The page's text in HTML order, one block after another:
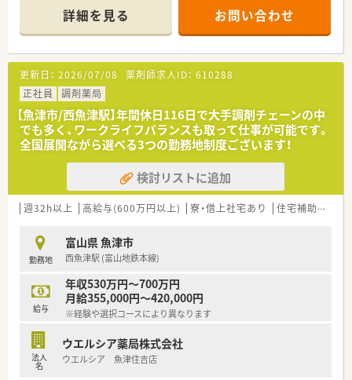
した先でご勤務いただけます◎
■ドラッグストア併設店舗のため、OTCも経験することができま
す◎OTCの知識もつけたい方にもおすすです！
■調剤：OTC＝9：1の割合で皆様ご勤務されております。ドラッ
グ併設店ですが、雑務的業務は一切ございません。薬剤師業務に
専念できる環境がございます◎
■内科の処方箋をメインに応需している店舗ですが、広域から幅
広い処方箋を受けつけておりますので、様々な処方箋を扱うこと
ができます
■枚数は20枚/日と比較的落ち着いていますので、患者様に寄り
添った対応ができます◎
＼ オススメポイント ／
■全員がしっかり休むことも仕事の一部だと考える企業様のた
め、特別休暇取得率100％！
ます◎
■ライフステージの変化に対応できるよう制度を整えており、育
休の取得率は98％以上と高水準！男性の育休取得にも積極的に
推奨しています◎
詳細を見る お問い合わせ
更新日： 2026/07/08 薬剤師求人ID： 610288
正社員
調剤薬局
【魚津市/西魚津駅】年間休日116日で大手調剤チェーンの中
でも多く、ワークライフバランスも取って仕事が可能です。
全国展開ながら選べる3つの勤務地制度ございます！
検討リストに追加
週32h以上 高給与(600万円以上) 寮・借上社宅あり 住宅補助(手当)あり
勤務地
富山県 魚津市
西魚津駅 (富山地鉄本線)
給与
年収530万円～700万円
月給355,000円～420,000円
※経験や選択コースにより異なります
法人
名
ウエルシア薬局株式会社
ウエルシア 魚津住吉店